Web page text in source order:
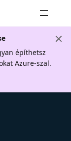
építhetsz
Azure-szal.